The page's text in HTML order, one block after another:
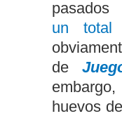
pasados
un total
de
huevos